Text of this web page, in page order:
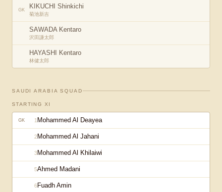
GK KIKUCHI Shinkichi
菊池新吉
SAWADA Kentaro
沢田謙太郎
HAYASHI Kentaro
林健太郎
SAUDI ARABIA SQUAD
STARTING XI
GK 1 Mohammed Al Deayea
2Mohammed Al Jahani
3Mohammed Al Khilaiwi
5Ahmed Madani
6Fuadh Amin